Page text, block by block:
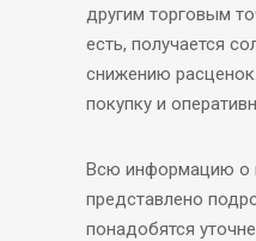
другим торговым
есть, получается
снижению
покупку и
Всю информацию о
представлено
понадобятся